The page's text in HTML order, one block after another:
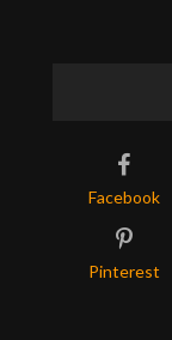
Facebook
Pinterest